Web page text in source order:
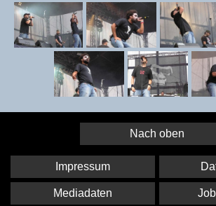
Nach oben
Impressum
Mediadaten